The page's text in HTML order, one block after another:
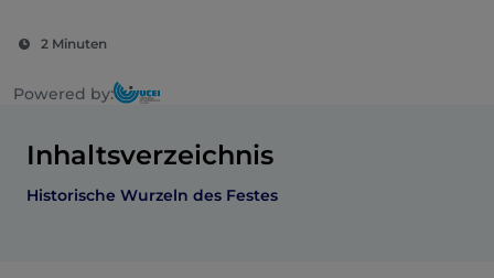
2 Minuten
Powered by:
Inhaltsverzeichnis
Historische Wurzeln des Festes